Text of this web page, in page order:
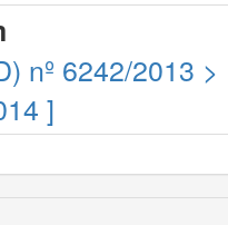
nº 6242/2013
]